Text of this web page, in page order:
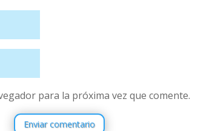
para la próxima vez que comente.
Enviar comentario